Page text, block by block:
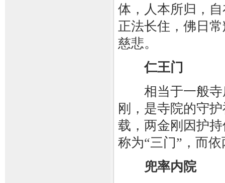
体，人本所归，
正法长住，佛日
慈悲。
仁王门
相当于一般寺
刚，是寺院的守
载，两金刚因护
称为“三门”，而
兜率内院